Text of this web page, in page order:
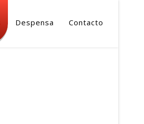
Despensa Contacto